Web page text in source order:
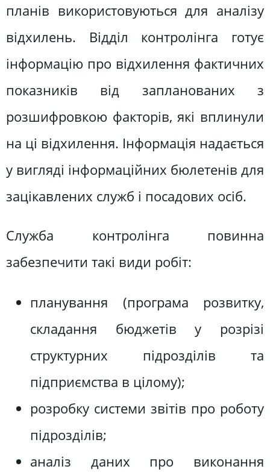
планів використовуються для аналізу
відхилень. Відділ контролінга готує
інформацію про відхилення фактичних
показників від запланованих з
розшифровкою факторів, які вплинули
на ці відхилення. Інформація надається
у вигляді інформаційних бюлетенів для
зацікавлених служб і посадових осіб.
Служба контролінга повинна
забезпечити такі види робіт:
планування (програма розвитку,
складання бюджетів у розрізі
структурних підрозділів та
підприємства в цілому);
розробку системи звітів про роботу
підрозділів;
аналіз даних про виконання